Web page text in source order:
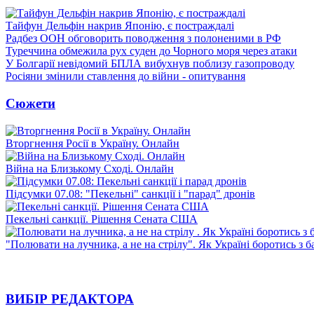
Тайфун Дельфін накрив Японію, є постраждалі
Радбез ООН обговорить поводження з полоненими в РФ
Туреччина обмежила рух суден до Чорного моря через атаки
У Болгарії невідомий БПЛА вибухнув поблизу газопроводу
Росіяни змінили ставлення до війни - опитування
Сюжети
Вторгнення Росії в Україну. Онлайн
Війна на Близькому Сході. Онлайн
Підсумки 07.08: "Пекельні" санкції і "парад" дронів
Пекельні санкції. Рішення Сената США
"Полювати на лучника, а не на стрілу". Як Україні боротись з
ВИБІР РЕДАКТОРА